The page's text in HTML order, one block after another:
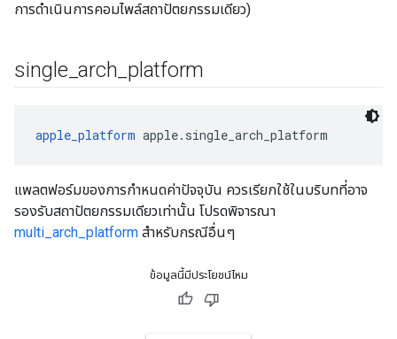
การดำเนินการคอมไพล์สถาปัตยกรรมเดียว)
single _arch platform
apple_platform apple.single_arch_platform
แพลตฟอร์มของการกำหนดค่าปัจจุบัน ควรเรียกใช้ในบริบทที่อาจ
รองรับสถาปัตยกรรมเดียวเท่านั้น โปรดพิจารณา
multi_arch_platform สำหรับกรณีอื่นๆ
ข้อมูลนี้มีประโยชน์ไหม